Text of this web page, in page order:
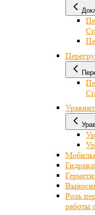
Роль
работы